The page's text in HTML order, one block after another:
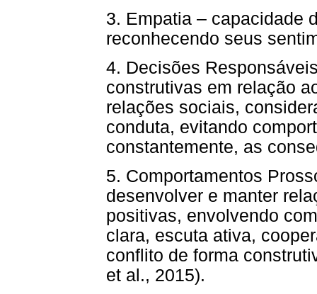
3. Empatia – capacidade
reconhecendo seus
4. Decisões
construtivas em relação
relações sociais,
conduta, evitando
constantemente, as
5. Comportamentos
desenvolver e manter
positivas, envolvendo
clara, escuta ativa,
conflito de forma
et al., 2015).